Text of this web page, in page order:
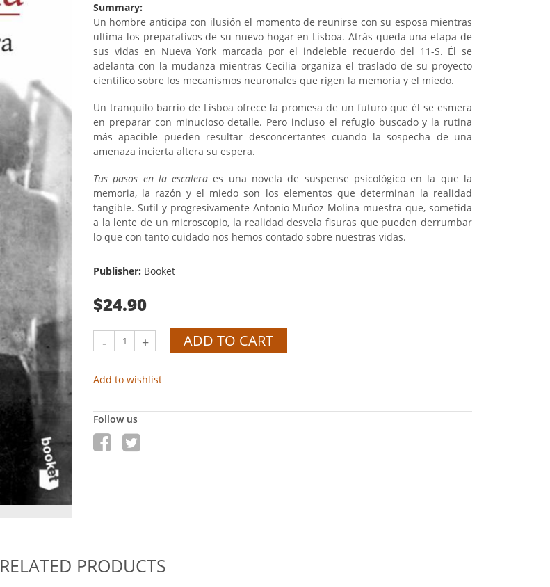
Summary:
Un hombre anticipa con ilusión el momento de reunirse con su esposa mientras
ultima los preparativos de su nuevo hogar en Lisboa. Atrás queda una etapa de
sus vidas en Nueva York marcada por el indeleble recuerdo del 11-S. Él se
adelanta con la mudanza mientras Cecilia organiza el traslado de su proyecto
científico sobre los mecanismos neuronales que rigen la memoria y el miedo.
Un tranquilo barrio de Lisboa ofrece la promesa de un futuro que él se esmera
en preparar con minucioso detalle. Pero incluso el refugio buscado y la rutina
más apacible pueden resultar desconcertantes cuando la sospecha de una
amenaza incierta altera su espera.
Tus pasos en la escalera es una novela de suspense psicológico en la que la
memoria, la razón y el miedo son los elementos que determinan la realidad
tangible. Sutil y progresivamente Antonio Muñoz Molina muestra que, sometida
a la lente de un microscopio, la realidad desvela fisuras que pueden derrumbar
lo que con tanto cuidado nos hemos contado sobre nuestras vidas.
Publisher: Booket
$24.90
- + ADD TO CART
Add to wishlist
Follow us
RELATED PRODUCTS